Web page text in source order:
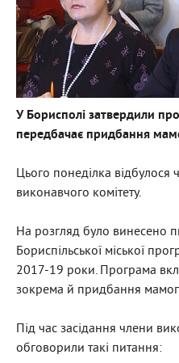
У Борисполі затвердили
передбачає придбання
Цього понеділка відбулося
виконавчого комітету.
На розгляд було винесено
Бориспільської міської
2017-19 роки. Програма
зокрема й придбання
Під час засідання члени
обговорили такі питання: